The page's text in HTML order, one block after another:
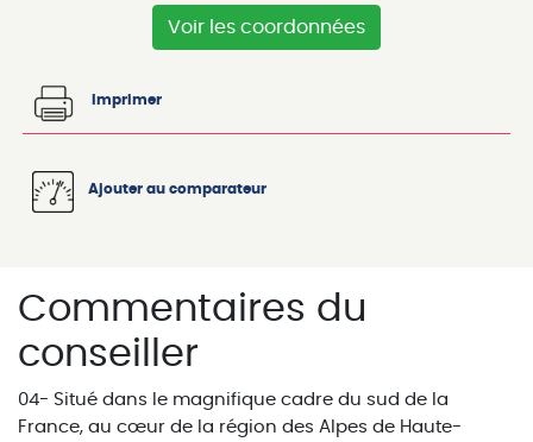
Voir les coordonnées
Imprimer
Ajouter au comparateur
Commentaires du
conseiller
04- Situé dans le magnifique cadre du sud de la
France, au cœur de la région des Alpes de Haute-